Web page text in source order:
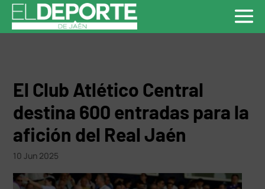
El Club Atlético Central
destina 600 entradas para la
afición del Real Jaén
10 Jun 2025